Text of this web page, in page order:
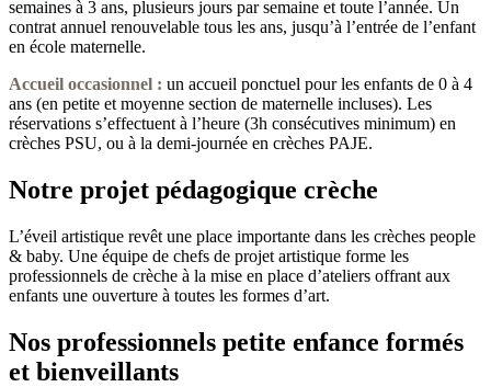
semaines à 3 ans, plusieurs jours par semaine et toute l’année. Un
contrat annuel renouvelable tous les ans, jusqu’à l’entrée de l’enfant
en école maternelle.
Accueil occasionnel : un accueil ponctuel pour les enfants de 0 à 4
ans (en petite et moyenne section de maternelle incluses). Les
réservations s’effectuent à l’heure (3h consécutives minimum) en
crèches PSU, ou à la demi-journée en crèches PAJE.
Notre projet pédagogique crèche
L’éveil artistique revêt une place importante dans les crèches people
& baby. Une équipe de chefs de projet artistique forme les
professionnels de crèche à la mise en place d’ateliers offrant aux
enfants une ouverture à toutes les formes d’art.
Nos professionnels petite enfance formés
et bienveillants